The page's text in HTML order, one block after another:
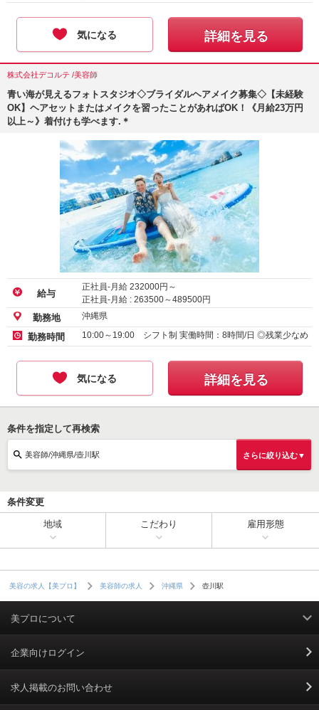
気になる 詳細を見る
株式会社デコルテ /美容師
青い海が見えるフォトスタジオ◇ブライダルヘアメイク募集◇【未経験
OK】ヘアセットまたはメイクを習ったことがあればOK！《月給23万円
以上～》着付けも学べます.＊
給与
正社員-月給 232000円～
正社員-月給 : 263500～489500円
勤務地 沖縄県
勤務時間 10:00～19:00 シフト制 実働時間：8時間/日 ◎残業少なめ
気になる 詳細を見る
条件を指定して再検索
美容師/沖縄県/壺川駅 さらに絞り込む▼
条件変更
地域 こだわり 雇用形態
美容の求人【美プロ】 美容師の求人 沖縄県 壺川駅
美プロについて
利用規約
掲載規約
企業向けログイン
求人掲載のお問い合わせ